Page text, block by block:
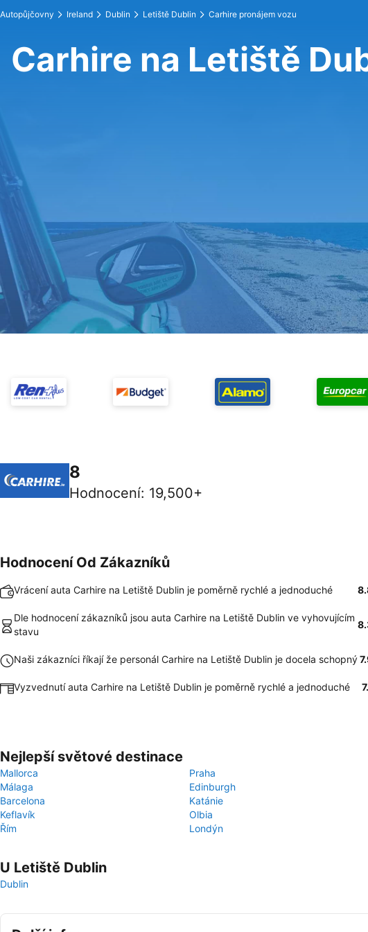
Autopůjčovny Ireland Dublin Letiště Dublin Carhire pronájem vozu
Carhire na Letiště
8
Hodnocení: 19,500+
Hodnocení Od Zákazníků
Vrácení auta Carhire na Letiště Dublin je poměrně rychlé a jednoduché
Dle hodnocení zákazníků jsou auta Carhire na Letiště Dublin ve vyhovujícím
stavu
Naši zákazníci říkají že personál Carhire na Letiště Dublin je docela schopný
Vyzvednutí auta Carhire na Letiště Dublin je poměrně rychlé a jednoduché
Nejlepší světové destinace
Mallorca
Praha
Málaga
Edinburgh
Barcelona
Katánie
Keflavík
Olbia
Řím
Londýn
U Letiště Dublin
Dublin